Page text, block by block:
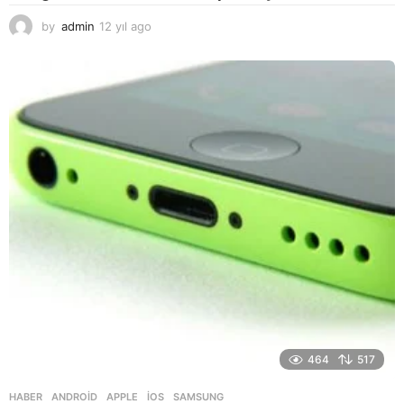
by admin 12 yıl ago
ı
o
464 517
HABER ANDROID ,APPLE ,IOS ,SAMSUNG